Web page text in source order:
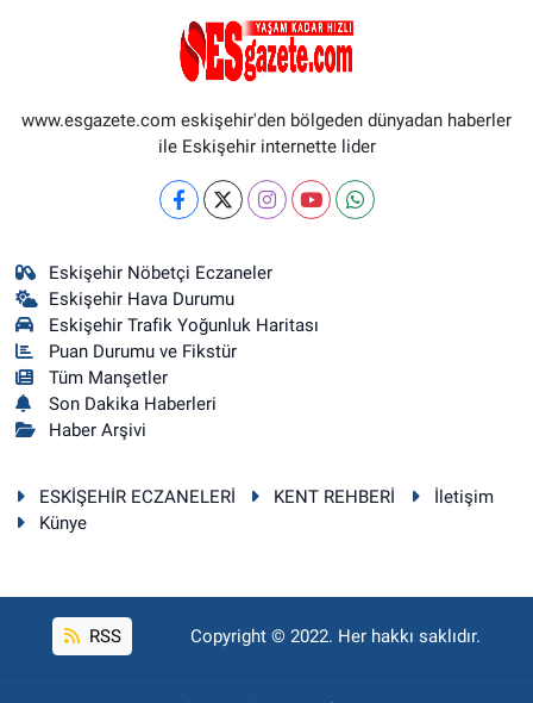
www.esgazete.com eskişehir'den bölgeden dünyadan haberler
ile Eskişehir internette lider
Eskişehir Nöbetçi Eczaneler
Eskişehir Hava Durumu
Eskişehir Trafik Yoğunluk Haritası
Puan Durumu ve Fikstür
Tüm Manşetler
Son Dakika Haberleri
Haber Arşivi
ESKİŞEHİR ECZANELERİ KENT REHBERİ
İletişim
Künye
RSS Copyright © 2022. Her hakkı saklıdır.